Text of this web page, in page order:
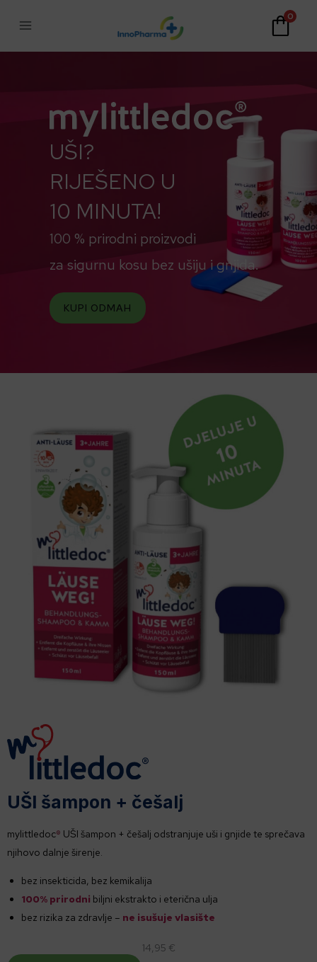
0
UŠI?
RIJEŠENO U
10 MINUTA!
100 % prirodni proizvodi
za sigurnu kosu bez ušiju i gnjida.
KUPI ODMAH
UŠI šampon + češalj
mylittledoc® UŠI šampon + češalj odstranjuje uši i gnjide te sprečava
njihovo dalnje širenje.
bez insekticida, bez kemikalija
100% prirodni biljni ekstrakto i eterična ulja
bez rizika za zdravlje – ne isušuje vlasište
14,95 €